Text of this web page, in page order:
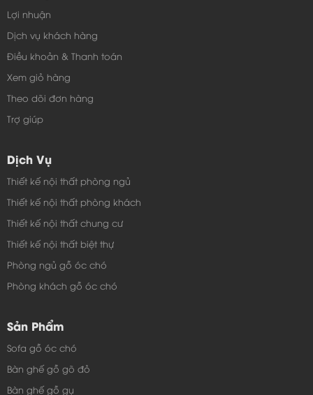
Lợi nhuận
Dịch vụ khách hàng
Điều khoản & Thanh toán
Xem giỏ hàng
Theo dõi đơn hàng
Trợ giúp
Dịch Vụ
Thiết kế nội thất phòng ngủ
Thiết kế nội thất phòng khách
Thiết kế nội thất chung cư
Thiết kế nội thất biệt thự
Phòng ngủ gỗ óc chó
Phòng khách gỗ óc chó
Sản Phẩm
Sofa gỗ óc chó
Bàn ghế gỗ gõ đỏ
Bàn ghế gỗ gụ